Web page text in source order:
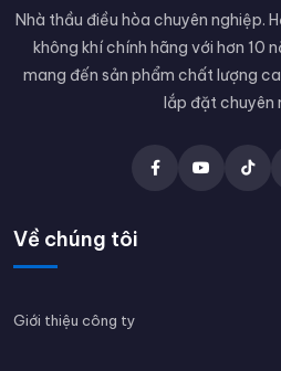
Nhà thầu điều hòa chuyên nghiệp.
không khí chính hãng với hơn 10
mang đến sản phẩm chất lượng
lắp đặt chuyên
Về chúng tôi
Giới thiệu công ty